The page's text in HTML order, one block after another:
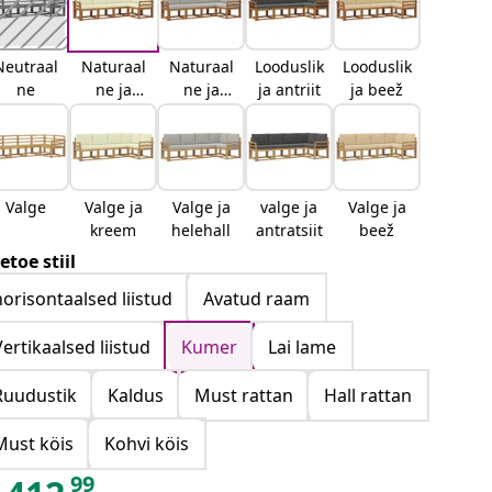
ne
Naturaal
ne ja
kreemjas
Naturaal
ne ja
helehall
Looduslik
ja antriit
Looduslik
ja beež
Valge
Valge ja
kreem
Valge ja
helehall
valge ja
antratsiit
Valge ja
beež
stiil
liistud
Avatud raam
liistud
Kumer
Lai lame
Kaldus Must rattan
Hall rattan
köis
Kohvi köis
99